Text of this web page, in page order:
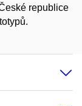
republice